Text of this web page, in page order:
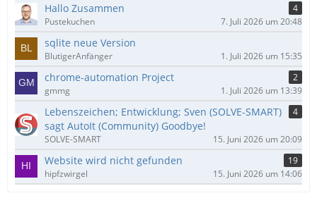
Hallo Zusammen
4
Pustekuchen
7. Juli 2026 um 20:48
sqlite neue Version
BlutigerAnfänger 1. Juli 2026 um 15:35
chrome-automation Project
2
gmmg
1. Juli 2026 um 13:39
Lebenszeichen; Entwicklung; Sven (SOLVE-SMART)
sagt AutoIt (Community) Goodbye!
4
SOLVE-SMART 15. Juni 2026 um 20:09
Website wird nicht gefunden
19
hipfzwirgel
15. Juni 2026 um 14:06